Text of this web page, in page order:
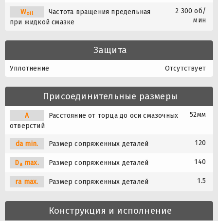
Woil
Частота вращения предельная
при жидкой смазке
2 300 об/
мин
Защита
Уплотнение Отсутствует
Присоединительные размеры
A
Расстояние от торца до оси смазочных
отверстий
52мм
da min. Размер сопряженных деталей 120
Damax. Размер сопряженных деталей 140
ra max. Размер сопряженных деталей 1.5
Конструкция и исполнение